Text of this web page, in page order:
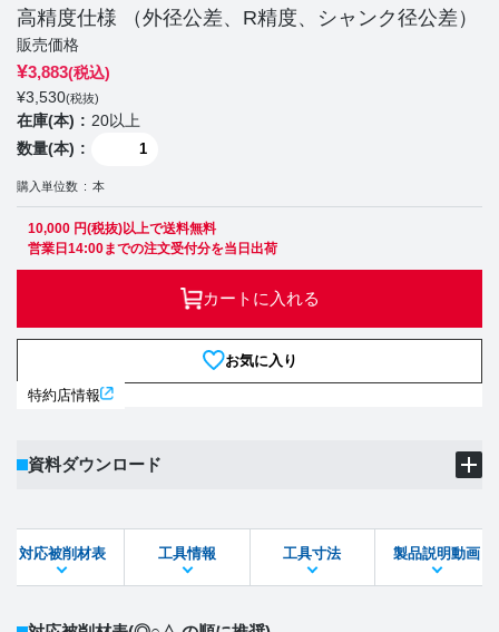
高精度仕様 （外径公差、R精度、シャンク径公差）
販売価格
¥3,883(税込)
¥3,530(税抜)
在庫(本)
20以上
数量(本)
購入単位数 本
10,000 円(税抜)以上で送料無料
営業日14:00までの注文受付分を当日出荷
カートに入れる
お気に入り
特約店情報
資料ダウンロード
STEPファイル DXFファイル
対応被削材表 工具情報 工具寸法 製品説明動画